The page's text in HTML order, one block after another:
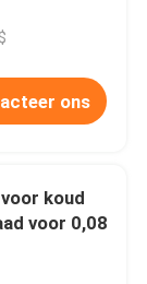
ons
koud
voor 0,08